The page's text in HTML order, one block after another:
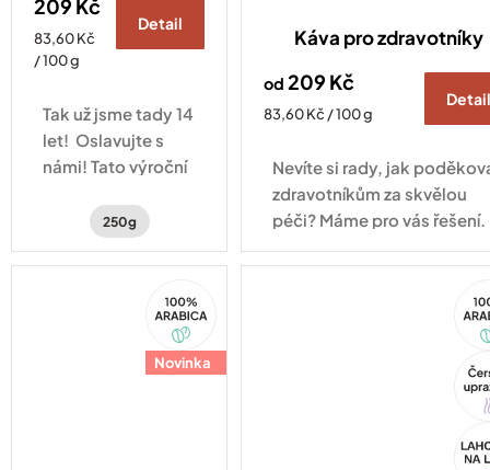
209 Kč
Měrná
cena:
83,60 Kč
/ 100 g
Detail
Tak už jsme tady 14
let! Oslavujte s
námi! Tato výroční
zavede na cestu po
plantážích
250g
Káva pro zdravotníky
od 209 Kč
Měrná
83,60 Kč / 100 g
Detail
Nevíte si rady, jak
zdravotníkům za skvělou
péči? Máme pro vás řešení.
Arabica
Novinka Tip